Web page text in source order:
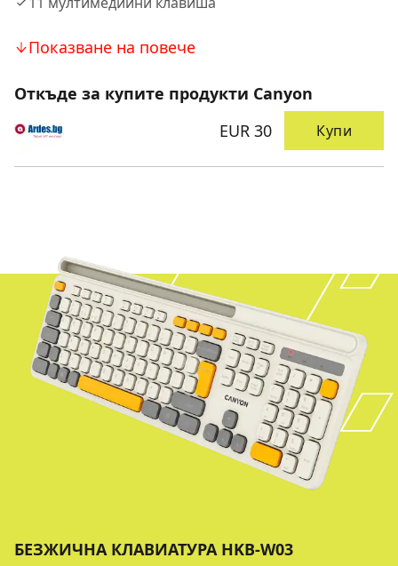
Показване на повече
Откъде за купите продукти Canyon
EUR 30
Купи
БЕЗЖИЧНА КЛАВИАТУРА HKB-W03